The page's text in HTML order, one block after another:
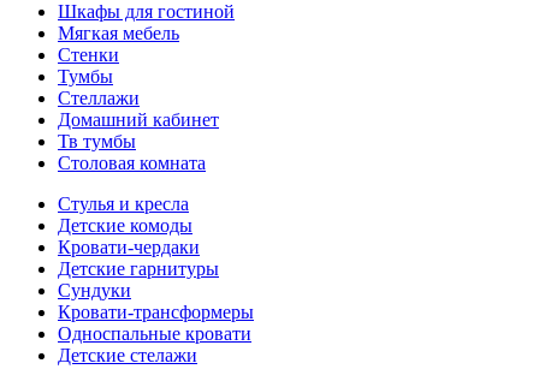
Шкафы для гостиной
Мягкая мебель
Стенки
Тумбы
Стеллажи
Домашний кабинет
Тв тумбы
Столовая комната
Стулья и кресла
Детские комоды
Кровати-чердаки
Детские гарнитуры
Сундуки
Кровати-трансформеры
Односпальные кровати
Детские стелажи